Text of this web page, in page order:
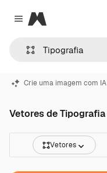
Close menu
Magnific
Crie uma imagem com IA
Vetores de Tipografia
Vetores